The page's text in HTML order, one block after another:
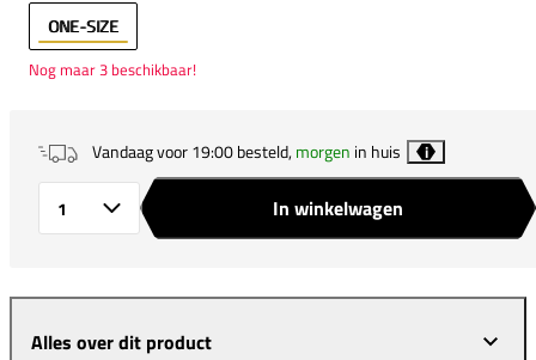
ONE-SIZE
Nog maar 3 beschikbaar!
Vandaag voor 19:00 besteld,morgen in huis i
In winkelwagen
Alles over dit product